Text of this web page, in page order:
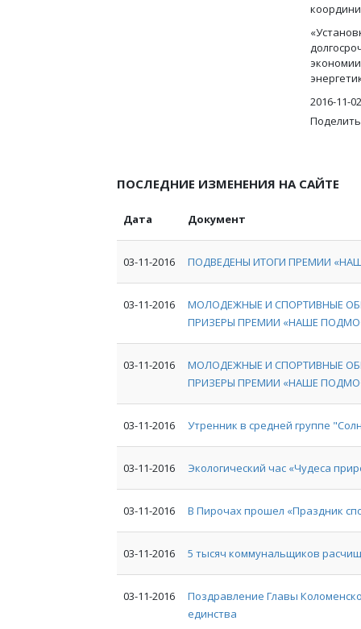
2016-11-02
ПОСЛЕДНИЕ ИЗМЕНЕНИЯ НА САЙТЕ
Дата Документ
03-11-2016 ПОДВЕДЕНЫ ИТОГИ ПРЕМИИ
03-11-2016
МОЛОДЕЖНЫЕ И СПОРТИВНЫЕ
ПРИЗЕРЫ ПРЕМИИ «НАШЕ
03-11-2016
МОЛОДЕЖНЫЕ И СПОРТИВНЫЕ
ПРИЗЕРЫ ПРЕМИИ «НАШЕ
03-11-2016 Утренник в средней группе
03-11-2016 Экологический час «Чудеса
03-11-2016 В Пирочах прошел «Праздник
03-11-2016 5 тысяч коммунальщиков
03-11-2016
Поздравление Главы
единства